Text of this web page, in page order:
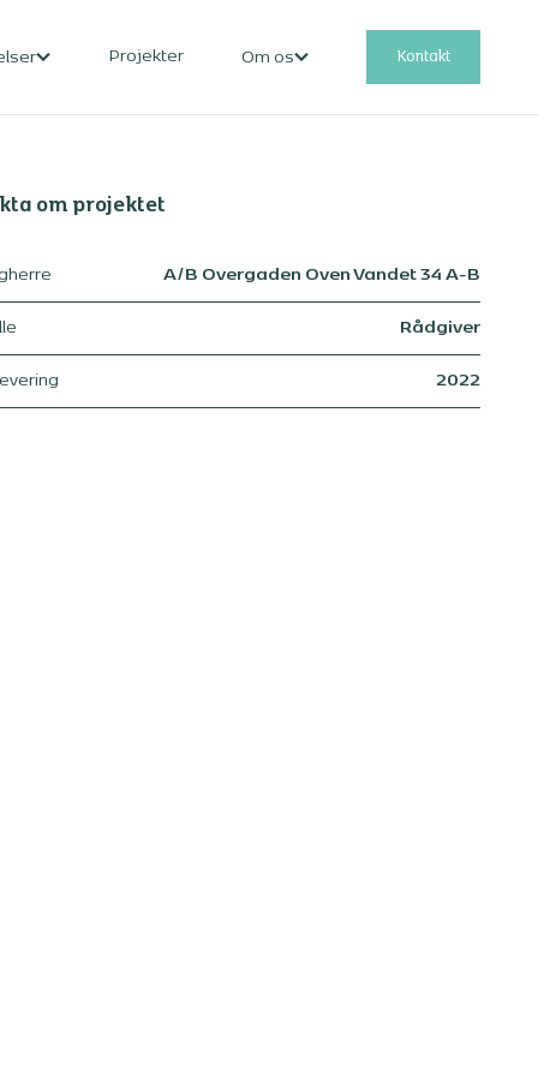
Projekter Om os Kontakt
om projektet
A/B Overgaden Oven Vandet 34 A-B
Rådgiver
2022